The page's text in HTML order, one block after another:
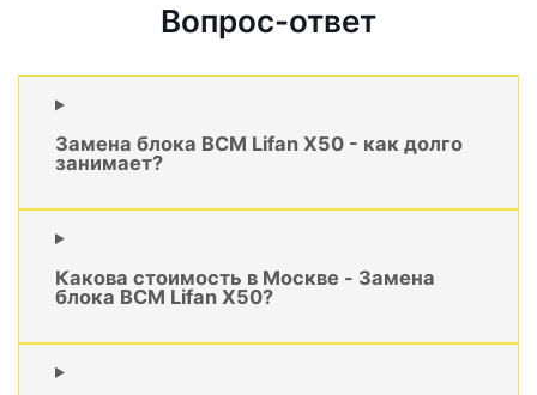
Вопрос-ответ
Замена блока BCM Lifan X50 - как долго
занимает?
Какова стоимость в Москве - Замена
блока BCM Lifan X50?